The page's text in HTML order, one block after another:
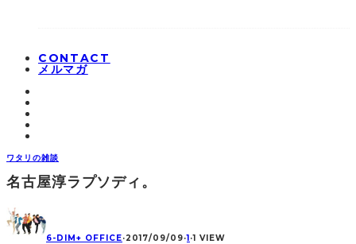
CONTACT
メルマガ
ワタリの雑談
名古屋淳ラプソディ。
6-DIM+ OFFICE·2017/09/09·1·1 VIEW